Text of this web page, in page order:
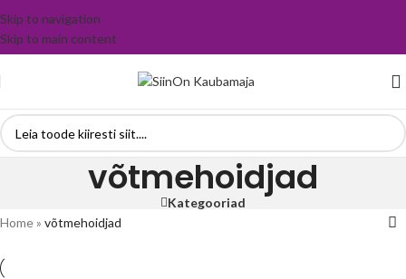
Skip to navigation
Skip to main content
võtmehoidjad
Kategooriad
Home» võtmehoidjad